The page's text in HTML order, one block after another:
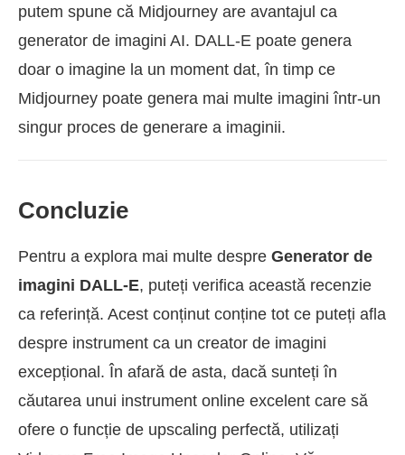
putem spune că Midjourney are avantajul ca
generator de imagini AI. DALL-E poate genera
doar o imagine la un moment dat, în timp ce
Midjourney poate genera mai multe imagini într-un
singur proces de generare a imaginii.
Concluzie
Pentru a explora mai multe despre Generator de
imagini DALL-E, puteți verifica această recenzie
ca referință. Acest conținut conține tot ce puteți afla
despre instrument ca un creator de imagini
excepțional. În afară de asta, dacă sunteți în
căutarea unui instrument online excelent care să
ofere o funcție de upscaling perfectă, utilizați